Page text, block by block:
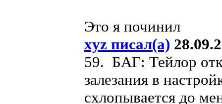
Это я починил
xyz писал(а)
59. БАГ: Тейлор
залезания в
схлопывается до